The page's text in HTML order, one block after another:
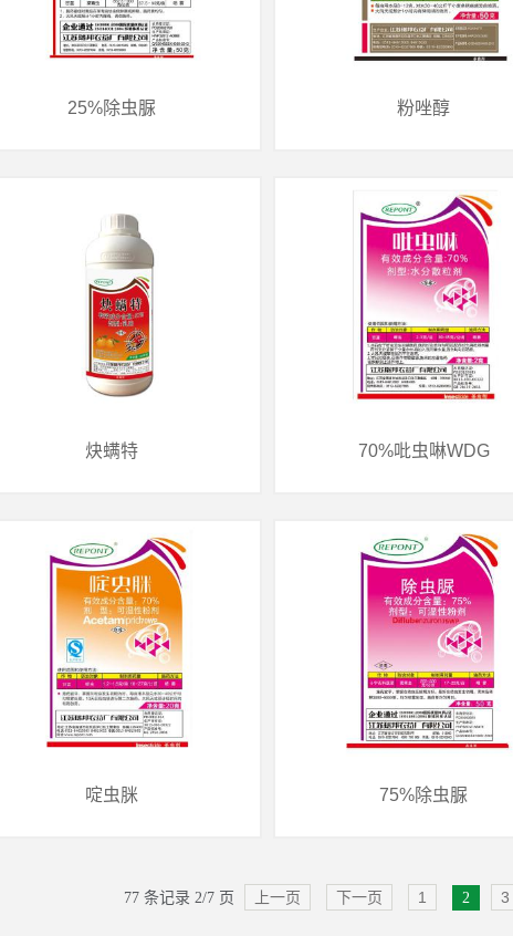
25%除虫脲
剂种类：25%WP
粉唑醇
粉唑醇
制剂种类：50%WP
炔螨特
炔螨特
别：制剂
剂种类：57%EC
70%吡虫啉WDG
70%吡虫啉WDG
类别：制剂
制剂种类：70%WDG
啶虫脒 75%除虫脲
75%除虫脲
77 条记录 2/7 页 上一页 下一页 1 2 3